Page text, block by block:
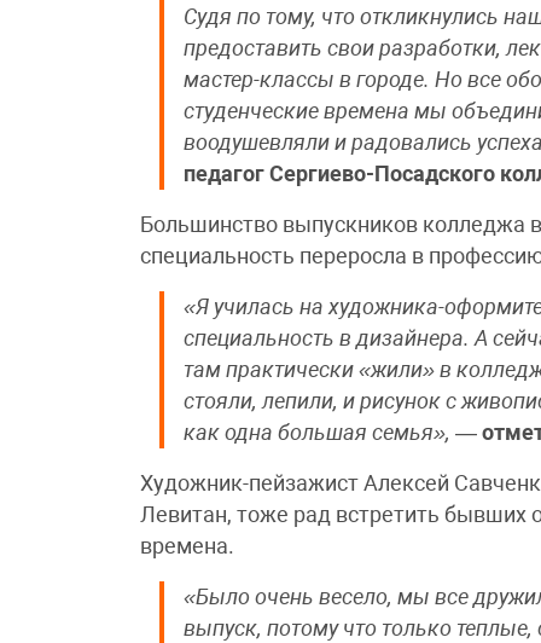
Судя по тому, что откликнулись
предоставить свои разработки,
мастер-классы в городе. Но все
студенческие времена мы
воодушевляли и радовались
педагог Сергиево-Посадского
Большинство выпускников колледжа
специальность переросла в
«Я училась на художника-
специальность в дизайнера. А
там практически «жили» в
стояли, лепили, и рисунок с
как одна большая семья», —
Художник-пейзажист Алексей
Левитан, тоже рад встретить бывших
времена.
«Было очень весело, мы все
выпуск, потому что только